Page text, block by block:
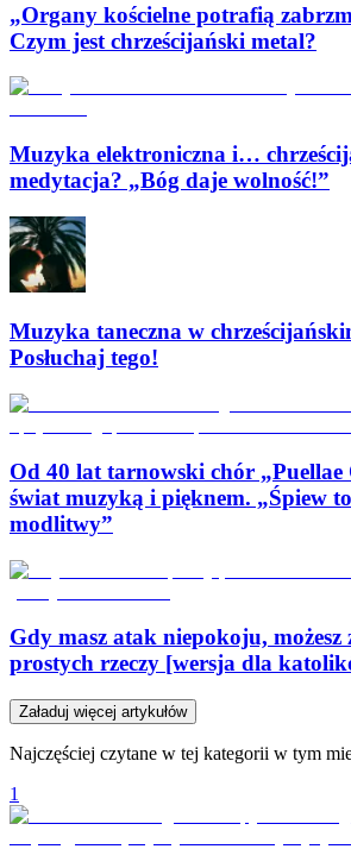
„Organy kościelne potrafią
Czym jest chrześcijański metal?
Muzyka elektroniczna i…
medytacja? „Bóg daje wolność!”
Muzyka taneczna w
Posłuchaj tego!
Od 40 lat tarnowski chór
świat muzyką i pięknem. „Śpiew
modlitwy”
Gdy masz atak niepokoju,
prostych rzeczy [wersja dla
Załaduj więcej artykułów
Najczęściej czytane w tej kategorii w tym
1